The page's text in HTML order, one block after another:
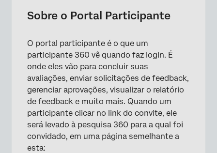
Acesso ao Portal Participante
Seu feedback
Tarefas do gestor
Perguntas frequentes
Sobre o Portal Participante
O portal participante é o que um
participante 360 vê quando faz login. É
onde eles vão para concluir suas
avaliações, enviar solicitações de feedback,
gerenciar aprovações, visualizar o relatório
de feedback e muito mais. Quando um
participante clicar no link do convite, ele
será levado à pesquisa 360 para a qual foi
convidado, em uma página semelhante a
esta: